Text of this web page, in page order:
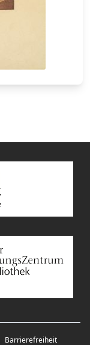
Barrierefreiheit